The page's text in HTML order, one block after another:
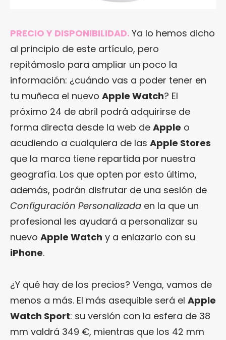
PRECIO Y DISPONIBILIDAD. Ya lo hemos dicho
al principio de este artículo, pero
repitámoslo para ampliar un poco la
información: ¿cuándo vas a poder tener en
tu muñeca el nuevo Apple Watch? El
próximo 24 de abril podrá adquirirse de
forma directa desde la web de Apple o
acudiendo a cualquiera de las Apple Stores
que la marca tiene repartida por nuestra
geografía. Los que opten por esto último,
además, podrán disfrutar de una sesión de
Configuración Personalizada en la que un
profesional les ayudará a personalizar su
nuevo Apple Watch y a enlazarlo con su
iPhone.
¿Y qué hay de los precios? Venga, vamos de
menos a más. El más asequible será el Apple
Watch Sport: su versión con la esfera de 38
mm valdrá 349 €, mientras que los 42 mm